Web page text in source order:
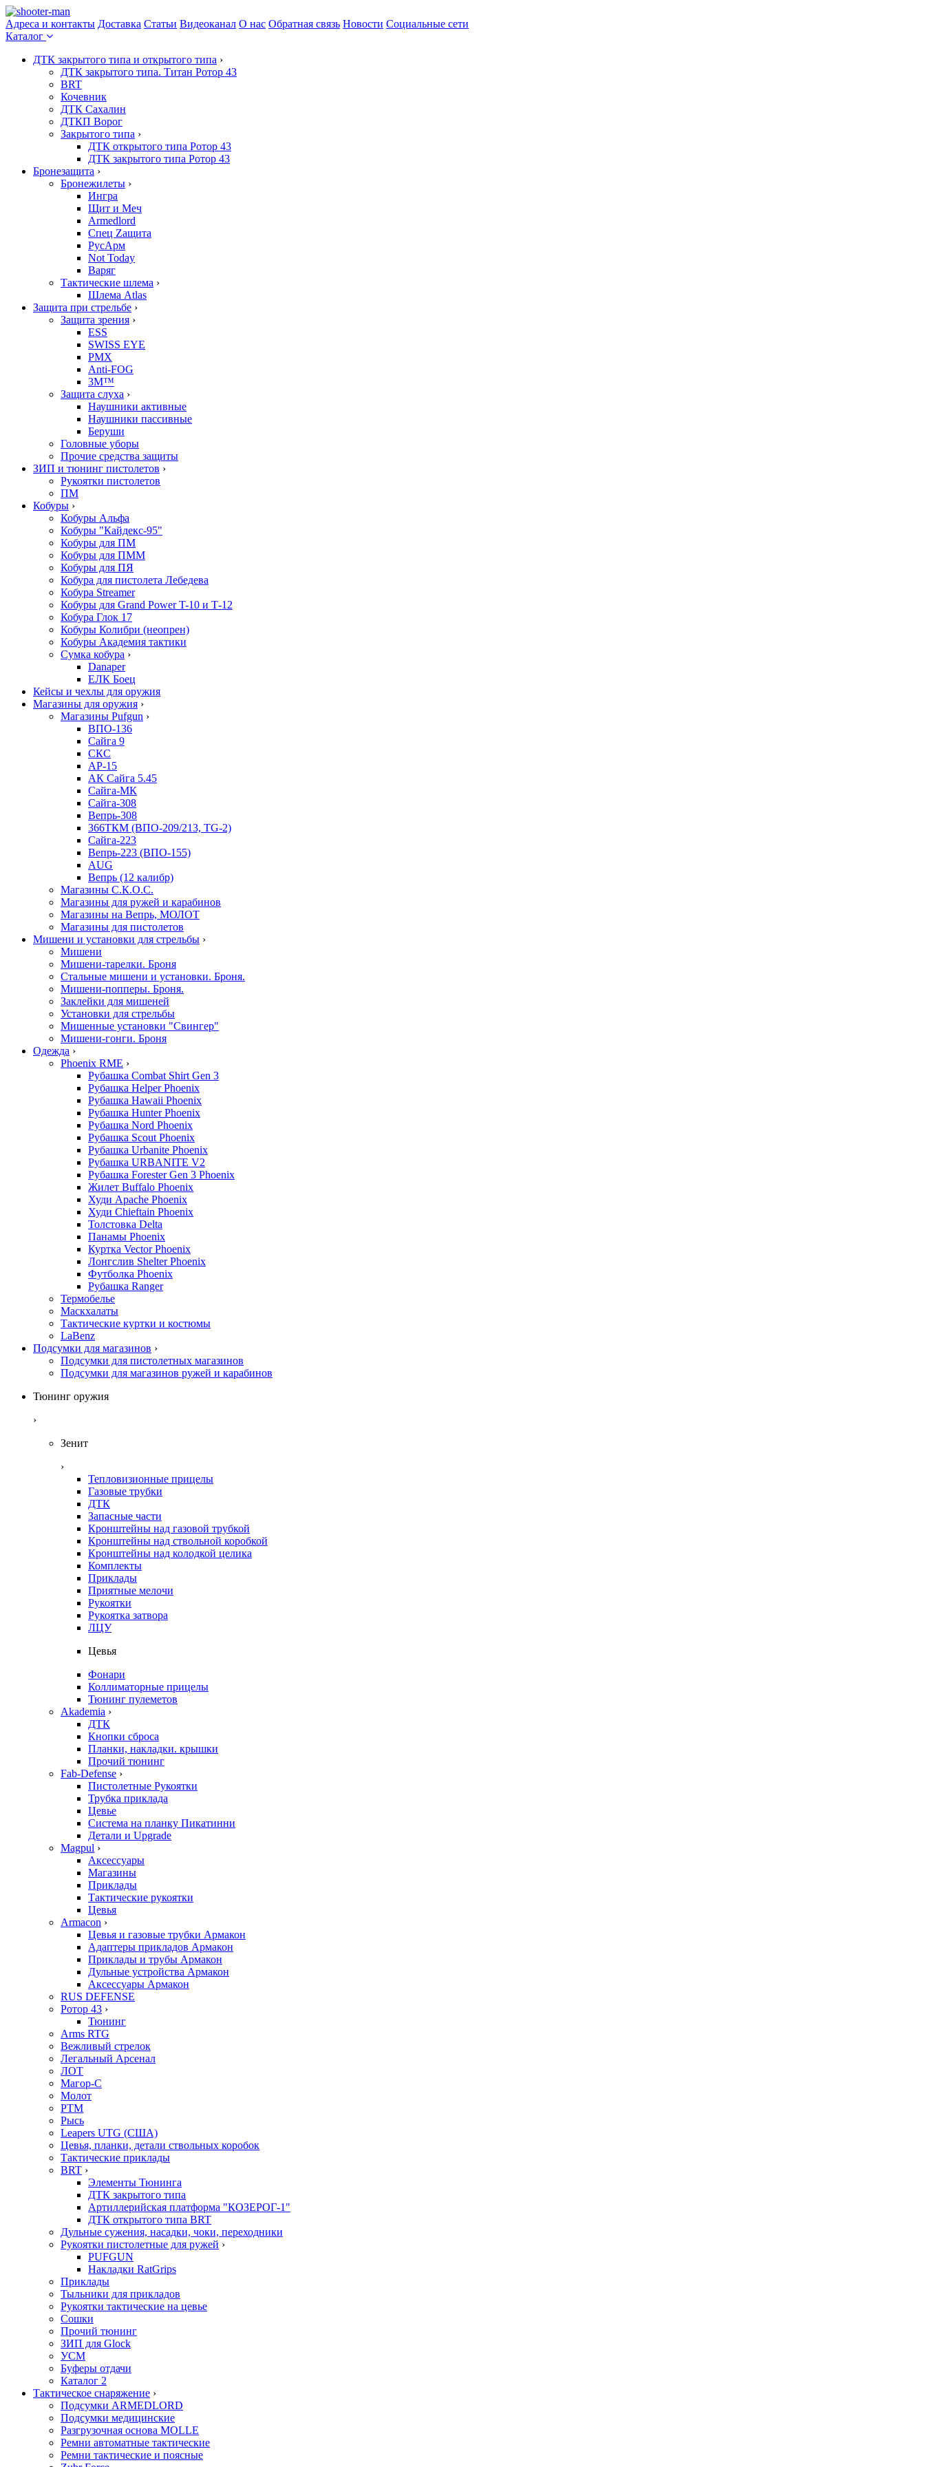
Адреса и контакты Доставка Статьи Видеоканал О нас Обратная связь Новости Социальные сети
Каталог
ДТК закрытого типа и открытого типа ›
ДТК закрытого типа. Титан Ротор 43
BRT
Кочевник
ДТК Сахалин
ДТКП Ворог
Закрытого типа ›
ДТК открытого типа Ротор 43
ДТК закрытого типа Ротор 43
Бронезащита ›
Бронежилеты ›
Ингра
Щит и Меч
Armedlord
Спец Zащита
РусАрм
Not Today
Варяг
Тактические шлема ›
Шлема Atlas
Защита при стрельбе ›
Защита зрения ›
ESS
SWISS EYE
PMX
Anti-FOG
3M™
Защита слуха ›
Наушники активные
Наушники пассивные
Беруши
Головные уборы
Прочие средства защиты
ЗИП и тюнинг пистолетов ›
Рукоятки пистолетов
ПМ
Кобуры ›
Кобуры Альфа
Кобуры "Кайдекс-95"
Кобуры для ПМ
Кобуры для ПММ
Кобуры для ПЯ
Кобура для пистолета Лебедева
Кобура Streamer
Кобуры для Grand Power T-10 и Т-12
Кобура Глок 17
Кобуры Колибри (неопрен)
Кобуры Академия тактики
Сумка кобура ›
Danaper
ЕЛК Боец
Кейсы и чехлы для оружия
Магазины для оружия ›
Магазины Pufgun ›
ВПО-136
Сайга 9
СКС
АР-15
АК Сайга 5.45
Сайга-МК
Сайга-308
Вепрь-308
366ТКМ (ВПО-209/213, TG-2)
Сайга-223
Вепрь-223 (ВПО-155)
AUG
Вепрь (12 калибр)
Магазины С.К.О.С.
Магазины для ружей и карабинов
Магазины на Вепрь, МОЛОТ
Магазины для пистолетов
Мишени и установки для стрельбы ›
Мишени
Мишени-тарелки. Броня
Стальные мишени и установки. Броня.
Мишени-попперы. Броня.
Заклейки для мишеней
Установки для стрельбы
Мишенные установки "Свингер"
Мишени-гонги. Броня
Одежда ›
Phoenix RME ›
Рубашка Combat Shirt Gen 3
Рубашка Helper Phoenix
Рубашка Hawaii Phoenix
Рубашка Hunter Phoenix
Рубашка Nord Phoenix
Рубашка Scout Phoenix
Рубашка Urbanite Phoenix
Рубашка URBANITE V2
Рубашка Forester Gen 3 Phoenix
Жилет Buffalo Phoenix
Худи Apache Phoenix
Худи Chieftain Phoenix
Толстовка Delta
Панамы Phoenix
Куртка Vector Phoenix
Лонгслив Shelter Phoenix
Футболка Phoenix
Рубашка Ranger
Термобелье
Маскхалаты
Тактические куртки и костюмы
LaBenz
Подсумки для магазинов ›
Подсумки для пистолетных магазинов
Подсумки для магазинов ружей и карабинов
Тюнинг оружия
›
Зенит
›
Тепловизионные прицелы
Газовые трубки
ДТК
Запасные части
Кронштейны над газовой трубкой
Кронштейны над ствольной коробкой
Кронштейны над колодкой целика
Комплекты
Приклады
Приятные мелочи
Рукоятки
Рукоятка затвора
ЛЦУ
Цевья
Фонари
Коллиматорные прицелы
Тюнинг пулеметов
Akademia ›
ДТК
Кнопки сброса
Планки, накладки. крышки
Прочий тюнинг
Fab-Defense ›
Пистолетные Рукоятки
Трубка приклада
Цевье
Система на планку Пикатинни
Детали и Upgrade
Magpul ›
Аксессуары
Магазины
Приклады
Тактические рукоятки
Цевья
Armacon ›
Цевья и газовые трубки Армакон
Адаптеры прикладов Армакон
Приклады и трубы Армакон
Дульные устройства Армакон
Аксессуары Армакон
RUS DEFENSE
Ротор 43 ›
Тюнинг
Arms RTG
Вежливый стрелок
Легальный Арсенал
ЛОТ
Магор-С
Молот
РТМ
Рысь
Leapers UTG (США)
Цевья, планки, детали ствольных коробок
Тактические приклады
BRT ›
Элементы Тюнинга
ДТК закрытого типа
Артиллерийская платформа "КОЗЕРОГ-1"
ДТК открытого типа BRT
Дульные сужения, насадки, чоки, переходники
Рукоятки пистолетные для ружей ›
PUFGUN
Накладки RatGrips
Приклады
Тыльники для прикладов
Рукоятки тактические на цевье
Сошки
Прочий тюнинг
ЗИП для Glock
УСМ
Буферы отдачи
Каталог 2
Тактическое снаряжение ›
Подсумки ARMEDLORD
Подсумки медицинские
Разгрузочная основа MOLLE
Ремни автоматные тактические
Ремни тактические и поясные